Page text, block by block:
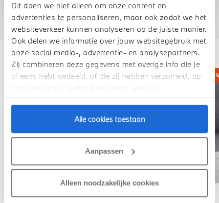
Dit doen we niet alleen om onze content en
advertenties te personaliseren, maar ook zodat we het
websiteverkeer kunnen analyseren op de juiste manier.
Ook delen we informatie over jouw websitegebruik met
onze social media-, advertentie- en analysepartners.
Zij combineren deze gegevens met overige info die je
al eens hebt gedeeld, of die zij hebben verzameld, op
basis van jouw gebruik van deze services.
Alle cookies toestaan
Aanpassen
Alleen noodzakelijke cookies
Deze zijn vergelijkbaar